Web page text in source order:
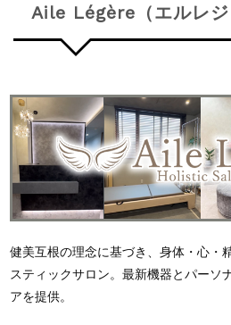
Aile Légère（エルレジ
健美互根の理念に基づき、身体・心・
スティックサロン。最新機器とパーソ
アを提供。